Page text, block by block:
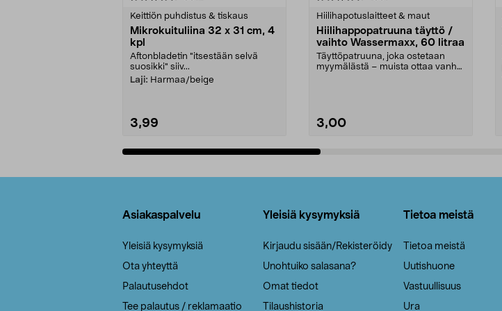
Keittiön puhdistus & tiskaus
Mikrokuituliina 32 x 31 cm, 4
kpl
Aftonbladetin "itsestään selvä
suosikki" siiv...
Laji: Harmaa/beige
3,99
Hiilihapotuslaitteet & maut
Hiilihappopatruuna täyttö /
vaihto Wassermaxx, 60 litraa
Täyttöpatruuna, joka ostetaan
myymälästä – muista ottaa vanha
3,00
Asiakaspalvelu
Yleisiä kysymyksiä
Ota yhteyttä
Palautusehdot
Tee palautus / reklamaatio
Yleisiä kysymyksiä
Kirjaudu sisään/Rekisteröidy
Unohtuiko salasana?
Omat tiedot
Tilaushistoria
Tietoa meistä
Tietoa meistä
Uutishuone
Vastuullisuus
Ura